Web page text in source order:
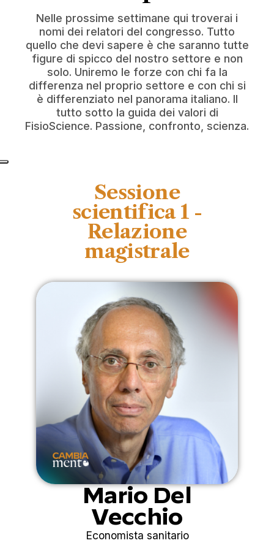
Nelle prossime settimane qui troverai i
nomi dei relatori del congresso. Tutto
quello che devi sapere è che saranno tutte
figure di spicco del nostro settore e non
solo. Uniremo le forze con chi fa la
differenza nel proprio settore e con chi si
è differenziato nel panorama italiano. Il
tutto sotto la guida dei valori di
FisioScience. Passione, confronto, scienza.
Sessione
scientifica 1 -
Relazione
magistrale
Mario Del
Vecchio
Economista sanitario